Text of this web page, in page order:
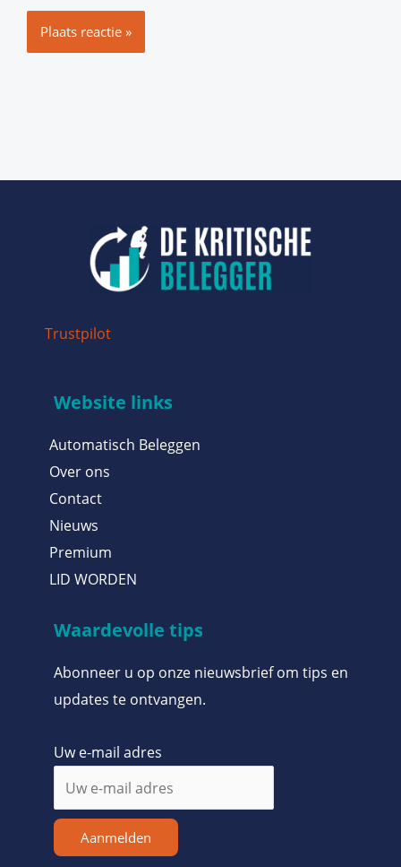
Trustpilot
Website links
Automatisch Beleggen
Over ons
Contact
Nieuws
Premium
LID WORDEN
Waardevolle tips
Abonneer u op onze nieuwsbrief om tips en
updates te ontvangen.
Uw e-mail adres
Aanmelden